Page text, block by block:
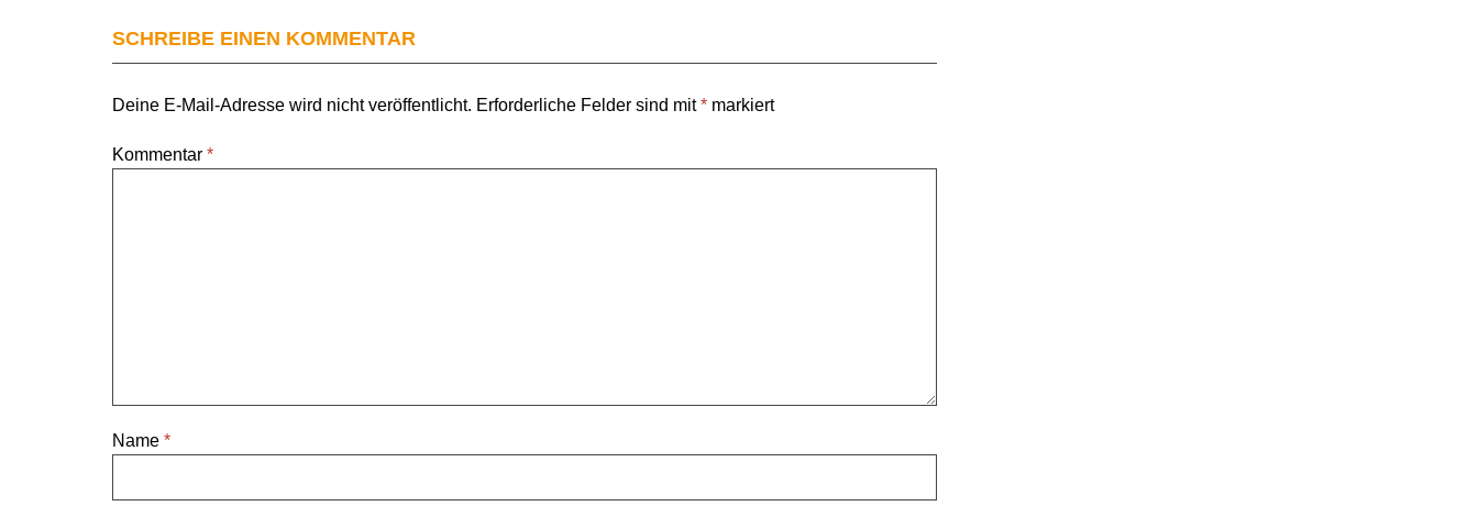
SCHREIBE EINEN KOMMENTAR
Deine E-Mail-Adresse wird nicht veröffentlicht. Erforderliche Felder sind mit* markiert
Kommentar *
Name *